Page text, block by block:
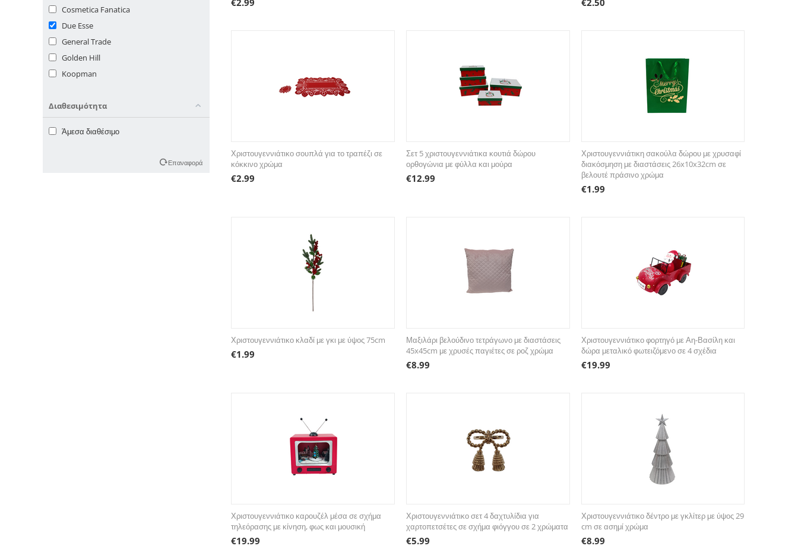
Κουτιά αποθήκευσης
Κρέμες Χεριών
Λαμπάκια
Μολύβια & Στυλό
Μπρελόκ
Μπωλ
Cosmetica Fanatica
Due Esse
General Trade
Golden Hill
Koopman
Διαθεσιμότητα
Άμεσα διαθέσιμο
Επαναφορά
€2.99 €2.50
Χριστουγεννιάτικο σουπλά για το τραπέζι σε
κόκκινο χρώμα
€2.99
Σετ 5 χριστουγεννιάτικα κουτιά δώρου
ορθογώνια με φύλλα και μούρα
€12.99
Χριστουγεννιάτικη σακούλα δώρου με χρυσαφί
διακόσμηση με διαστάσεις 26x10x32cm σε
βελουτέ πράσινο χρώμα
€1.99
Χριστουγεννιάτικο κλαδί με γκι με ύψος 75cm
€1.99
Μαξιλάρι βελούδινο τετράγωνο με διαστάσεις
45x45cm με χρυσές παγιέτες σε ροζ χρώμα
€8.99
Χριστουγεννιάτικο φορτηγό με Αη-Βασίλη και
δώρα μεταλικό φωτειζόμενο σε 4 σχέδια
€19.99
Χριστουγεννιάτικο καρουζέλ μέσα σε σχήμα
τηλεόρασης με κίνηση, φως και μουσική
€19.99
Χριστουγεννιάτικο σετ 4 δαχτυλίδια για
χαρτοπετσέτες σε σχήμα φιόγγου σε 2 χρώματα
€5.99
Χριστουγεννιάτικο δέντρο με γκλίτερ με ύψος 29
cm σε ασημί χρώμα
€8.99